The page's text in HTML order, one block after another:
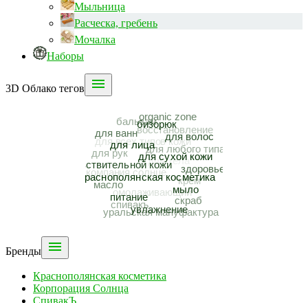
Мыльница
Расческа, гребень
Мочалка
Наборы
3D Облако тегов 
Бренды 
Краснополянская косметика
Корпорация Солнца